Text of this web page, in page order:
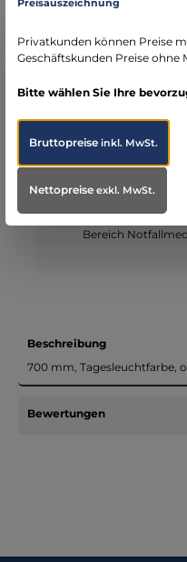
KreditkarteWero
Rechnung für
Ihre Vorteile bei
Kostenloser
schneller Versand
seit über 15
Bereich
Beschreibung
700 mm, Tagesleuchtfarbe,
Bewertungen
Preisauszeichnung
Privatkunden können Preise
Geschäftskunden Preise ohne
Bitte wählen Sie Ihre
Bruttopreiseinkl. MwSt.
Nettopreiseexkl. MwSt.